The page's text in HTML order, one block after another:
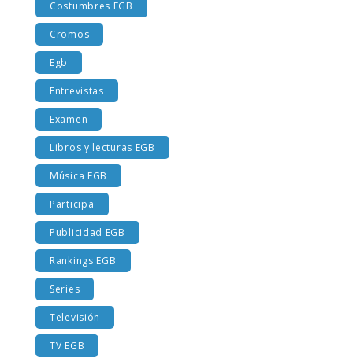
Costumbres EGB
Cromos
Egb
Entrevistas
Examen
Libros y lecturas EGB
Música EGB
Participa
Publicidad EGB
Rankings EGB
Series
Televisión
TV EGB